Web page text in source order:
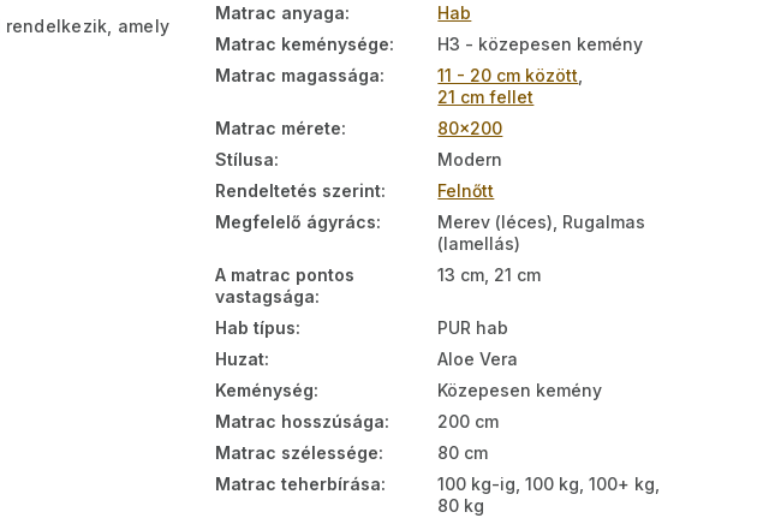
rendelkezik, amely
Matrac anyaga:
Hab
Matrac keménysége:
H3 - közepesen kemény
Matrac magassága: 11 - 20 cm között
21 cm fellet
Matrac mérete:
80x200
Stílusa:
Modern
Rendeltetés szerint:
Felnőtt
Megfelelő ágyrács:
Merev (léces), Rugalmas
(lamellás)
A matrac pontos
vastagsága:
13 cm, 21 cm
Hab típus:
PUR hab
Huzat:
Aloe Vera
Keménység:
Közepesen kemény
Matrac hosszúsága:
200 cm
Matrac szélessége:
80 cm
Matrac teherbírása:
100 kg-ig, 100 kg, 100+ kg,
80 kg